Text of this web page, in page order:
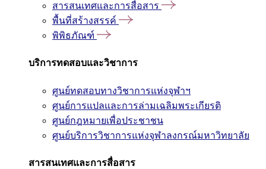
สารสนเทศและการสื่อสาร
พื้นที่สร้างสรรค์
พิพิธภัณฑ์
บริการทดสอบและวิชาการ
ศูนย์ทดสอบทางวิชาการแห่งจุฬาฯ
ศูนย์การแปลและการล่ามเฉลิมพระเกียรติ
ศูนย์กฎหมายเพื่อประชาชน
ศูนย์บริการวิชาการแห่งจุฬาลงกรณ์มหาวิทยาลัย
สารสนเทศและการสื่อสาร